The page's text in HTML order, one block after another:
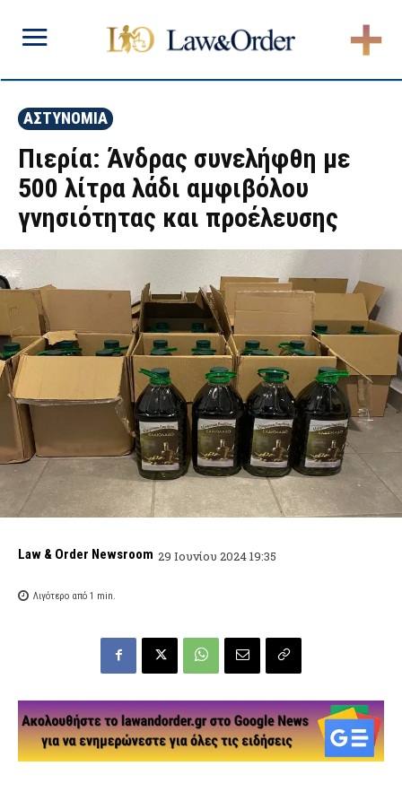
ΑΣΤΥΝΟΜΙΑ
Πιερία: Άνδρας συνελήφθη με
500 λίτρα λάδι αμφιβόλου
γνησιότητας και προέλευσης
Law & Order Newsroom 29 Ιουνίου 2024 19:35
Λιγότερο από 1 min.